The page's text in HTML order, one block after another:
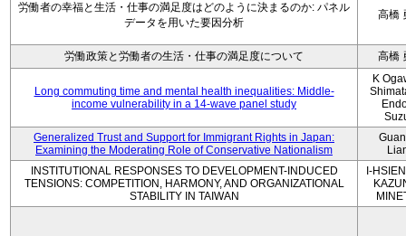
労働者の幸福と生活・仕事の満足度はどのように決まるのか: パネル
データを用いた要因分析
高橋
労働政策と労働者の生活・仕事の満足度について 高橋
Long commuting time and mental health inequalities: Middle-
income vulnerability in a 14-wave panel study
K
Generalized Trust and Support for Immigrant Rights in Japan:
Examining the Moderating Role of Conservative Nationalism
INSTITUTIONAL RESPONSES TO DEVELOPMENT-INDUCED
TENSIONS: COMPETITION, HARMONY, AND ORGANIZATIONAL
STABILITY IN TAIWAN
I-